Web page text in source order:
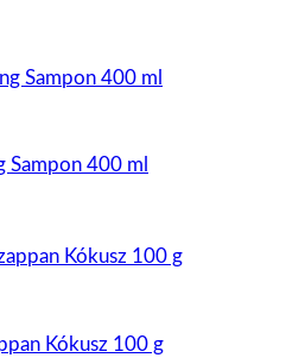
Sampon 400 ml
Kókusz 100 g